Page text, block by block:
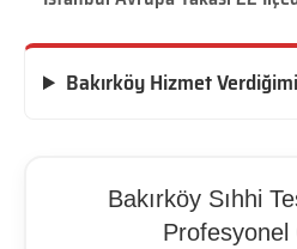
Bakırköy Hizmet
Bakırköy Sıhhi
Profesyonel